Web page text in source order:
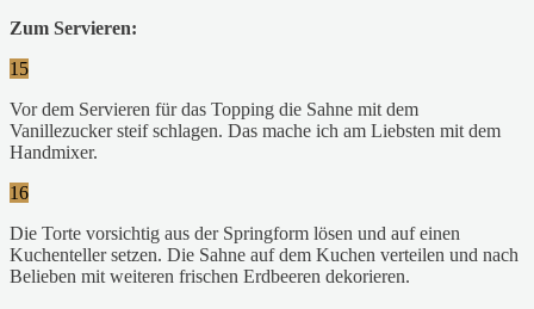
Zum Servieren:
15
Vor dem Servieren für das Topping die Sahne mit dem
Vanillezucker steif schlagen. Das mache ich am Liebsten mit dem
Handmixer.
16
Die Torte vorsichtig aus der Springform lösen und auf einen
Kuchenteller setzen. Die Sahne auf dem Kuchen verteilen und nach
Belieben mit weiteren frischen Erdbeeren dekorieren.